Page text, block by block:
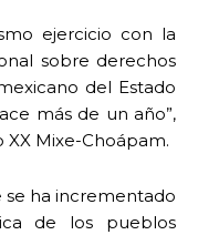
ejercicio con la
sobre derechos
del Estado
más de un año”,
Mixe-Choápam.
ha incrementado
de los pueblos